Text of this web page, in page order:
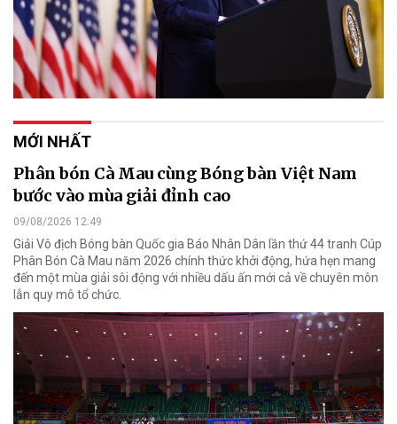
MỚI NHẤT
Phân bón Cà Mau cùng Bóng bàn Việt Nam
bước vào mùa giải đỉnh cao
09/08/2026 12:49
Giải Vô địch Bóng bàn Quốc gia Báo Nhân Dân lần thứ 44 tranh Cúp
Phân Bón Cà Mau năm 2026 chính thức khởi động, hứa hẹn mang
đến một mùa giải sôi động với nhiều dấu ấn mới cả về chuyên môn
lẫn quy mô tổ chức.